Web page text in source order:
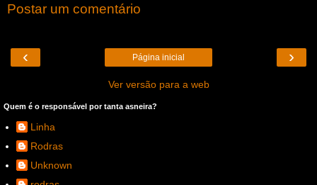
Postar um comentário
‹ ›
Página inicial
Ver versão para a web
Quem é o responsável por tanta asneira?
Linha
Rodras
Unknown